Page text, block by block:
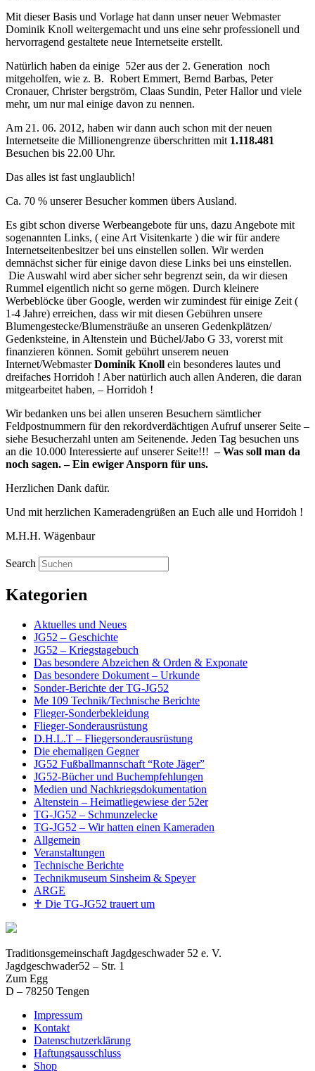
Mit dieser Basis und Vorlage hat dann unser neuer Webmaster
Dominik Knoll weitergemacht und uns eine sehr professionell und
hervorragend gestaltete neue Internetseite erstellt.
Natürlich haben da einige 52er aus der 2. Generation noch
mitgeholfen, wie z. B. Robert Emmert, Bernd Barbas, Peter
Cronauer, Christer bergström, Claas Sundin, Peter Hallor und viele
mehr, um nur mal einige davon zu nennen.
Am 21. 06. 2012, haben wir dann auch schon mit der neuen
Internetseite die Millionengrenze überschritten mit 1.118.481
Besuchen bis 22.00 Uhr.
Das alles ist fast unglaublich!
Ca. 70 % unserer Besucher kommen übers Ausland.
Es gibt schon diverse Werbeangebote für uns, dazu Angebote mit
sogenannten Links, ( eine Art Visitenkarte ) die wir für andere
Internetseitenbesitzer bei uns einstellen sollen. Wir werden
demnächst sicher für einige davon diese Links bei uns einstellen.
Die Auswahl wird aber sicher sehr begrenzt sein, da wir diesen
Rummel eigentlich nicht so gerne mögen. Durch kleinere
Werbeblöcke über Google, werden wir zumindest für einige Zeit (
1-4 Jahre) erreichen, dass wir mit diesen Gebühren unsere
Blumengestecke/Blumensträuße an unseren Gedenkplätzen/
Gedenksteine, in Altenstein und Büchel/Jabo G 33, vorerst mit
finanzieren können. Somit gebührt unserem neuen
Internet/WebmasterDominik Knoll ein besonderes lautes und
dreifaches Horridoh ! Aber natürlich auch allen Anderen, die daran
mitgearbeitet haben, – Horridoh !
Wir bedanken uns bei allen unseren Besuchern sämtlicher
Feldpostnummern für den rekordverdächtigen Aufruf unserer Seite –
siehe Besucherzahl unten am Seitenende. Jeden Tag besuchen uns
an die 10.000 Interessierte auf unserer Seite!!!– Was soll man da
noch sagen. – Ein ewiger Ansporn für uns.
Herzlichen Dank dafür.
Und mit herzlichen Kameradengrüßen an Euch alle und Horridoh !
M.H.H. Wägenbaur
Search
Kategorien
Aktuelles und Neues
JG52 – Geschichte
JG52 – Kriegstagebuch
Das besondere Abzeichen & Orden & Exponate
Das besondere Dokument – Urkunde
Sonder-Berichte der TG-JG52
Me 109 Technik/Technische Berichte
Flieger-Sonderbekleidung
Flieger-Sonderausrüstung
D.H.L.T – Fliegersonderausrüstung
Die ehemaligen Gegner
JG52 Fußballmannschaft “Rote Jäger”
JG52-Bücher und Buchempfehlungen
Medien und Nachkriegsdokumentation
Altenstein – Heimatliegewiese der 52er
TG-JG52 – Schmunzelecke
TG-JG52 – Wir hatten einen Kameraden
Allgemein
Veranstaltungen
Technische Berichte
Technikmuseum Sinsheim & Speyer
ARGE
♰ Die TG-JG52 trauert um
Traditionsgemeinschaft Jagdgeschwader 52 e. V.
Jagdgeschwader52 – Str. 1
Zum Egg
D – 78250 Tengen
Impressum
Kontakt
Datenschutzerklärung
Haftungsausschluss
Shop